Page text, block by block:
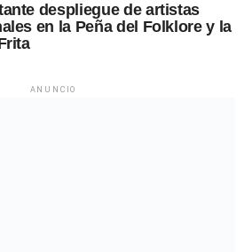
despliegue de artistas
en la Peña del Folklore y la
ANUNCIO